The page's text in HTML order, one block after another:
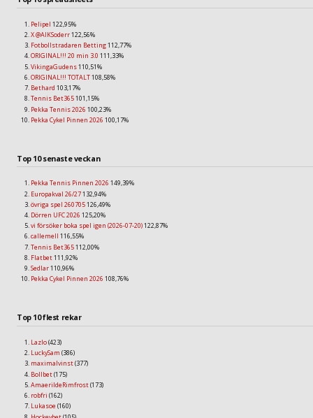
Pelipel 122,95%
X @AIKSoderr122,56%
Fotbollstradaren Betting112,77%
ORIGINAL!!! 20 min 3.0 111,33%
VikingaGudens110,51%
ORIGINAL!!! TOTALT108,58%
Bethard 103,17%
Tennis Bet365101,15%
Pekka Tennis 2026 100,23%
Pekka Cykel Pinnen 2026 100,17%
Top 10 senaste veckan
Pekka Tennis Pinnen 2026 149,39%
Europakval 26/27132,94%
övriga spel 260705126,49%
Dörren UFC 2026 125,20%
vi försöker boka spel igen (2026-07-20)122,87%
callemell 116,55%
Tennis Bet365112,00%
Flatbet111,92%
Sedlar110,96%
Pekka Cykel Pinnen 2026 108,76%
Top 10 flest rekar
Lazlo(423)
LuckySam (386)
maximalvinst(377)
Bollbet(175)
AmaerildeRimfrost(173)
robfri (162)
Lukasoe (160)